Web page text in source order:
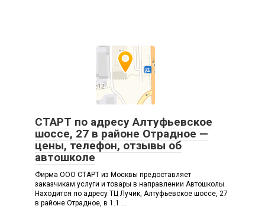
СТАРТ по адресу Алтуфьевское
шоссе, 27 в районе Отрадное —
цены, телефон, отзывы об
автошколе
Фирма ООО СТАРТ из Москвы предоставляет
заказчикам услуги и товары в направлении Автошколы.
Находится по адресу ТЦ Лучик, Алтуфьевское шоссе, 27
в районе Отрадное, в 1.1 ...